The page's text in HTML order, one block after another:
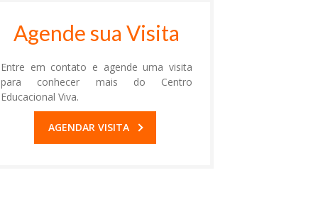
Agende sua Visita
Entre em contato e agende uma visita
para conhecer mais do Centro
Educacional Viva.
AGENDAR VISITA